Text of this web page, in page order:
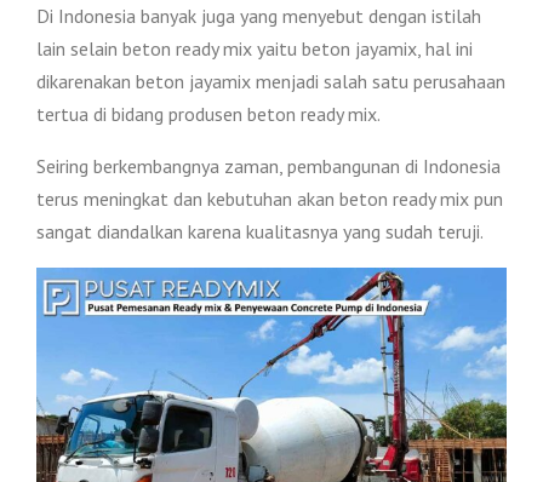
Di Indonesia banyak juga yang menyebut dengan istilah
lain selain beton ready mix yaitu beton jayamix, hal ini
dikarenakan beton jayamix menjadi salah satu perusahaan
tertua di bidang produsen beton ready mix.
Seiring berkembangnya zaman, pembangunan di Indonesia
terus meningkat dan kebutuhan akan beton ready mix pun
sangat diandalkan karena kualitasnya yang sudah teruji.